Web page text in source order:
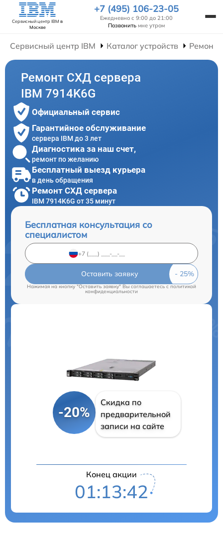
Сервисный центр IBM в
Москве
+7 (495) 106-23-05
Ежедневно с 9:00 до 21:00
Позвонить мне утром
Сервисный центр IBM Каталог устройств Ремонт
Ремонт СХД сервера
IBM 7914K6G
Официальный сервис
Гарантийное обслуживание
сервера IBM до 3 лет
Диагностика за наш счет,
ремонт по желанию
Бесплатный выезд курьера
в день обращения
Ремонт СХД сервера
IBM 7914K6G от 35 минут
Бесплатная консультация со
специалистом
Оставить заявку
Нажимая на кнопку "Оставить заявку" Вы соглашаетесь c политикой
конфиденциальности
-20%
Скидка по
предварительной
записи на сайте
Конец акции
01:13:41